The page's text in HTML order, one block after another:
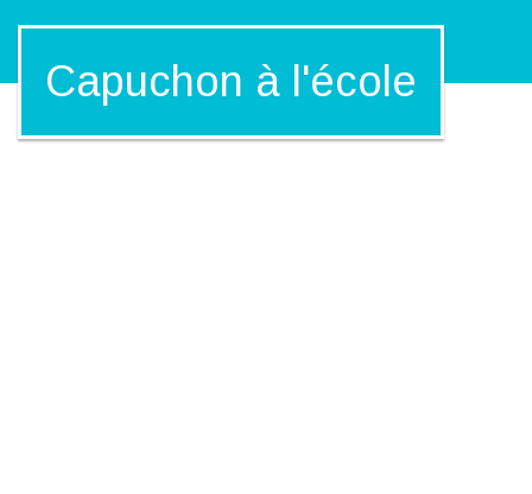
Capuchon à l'école